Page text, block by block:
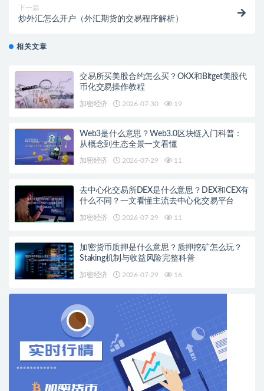
下一篇
炒外汇怎么开户（外汇期货的交易程序解析）
相关文章
交易所买美股合约怎么买？OKX和Bitget美股代
币化交易操作教程
加密经济 2026-07-30 19
Web3是什么意思？Web3.0区块链入门科普：
从概念到生态全景一文看懂
加密经济 2026-07-29 11
去中心化交易所DEX是什么意思？DEX和CEX有
什么不同？一文看懂主流去中心化交易平台
加密经济 2026-07-29 11
加密货币质押是什么意思？质押挖矿怎么玩？
Staking机制与收益风险完整科普
加密经济 2026-07-29 16